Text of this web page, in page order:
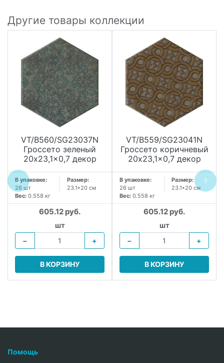
Другие товары коллекции
VT/B560/SG23037N
Гроссето зеленый
20x23,1x0,7 декор
В упаковке:
26 шт
Размер:
23.1*20 см
Вес: 0.558 кг
605.12 руб.
шт
−
+
В КОРЗИНУ
VT/B559/SG23041N
Гроссето коричневый
20x23,1x0,7 декор
В упаковке:
26 шт
Размер:
23.1*20 см
Вес: 0.558 кг
605.12 руб.
шт
−
+
В КОРЗИНУ
Помощь